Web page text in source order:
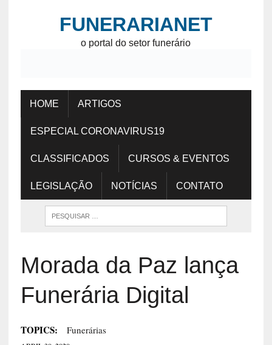
FUNERARIANET
o portal do setor funerário
HOME ARTIGOS
CLASSIFICADOS
CURSOS & EVENTOS
LEGISLAÇÃO
NOTÍCIAS CONTATO
Morada da Paz lança
Funerária Digital
TOPICS: Funerárias
Através da web, os clientes poderão adquirir